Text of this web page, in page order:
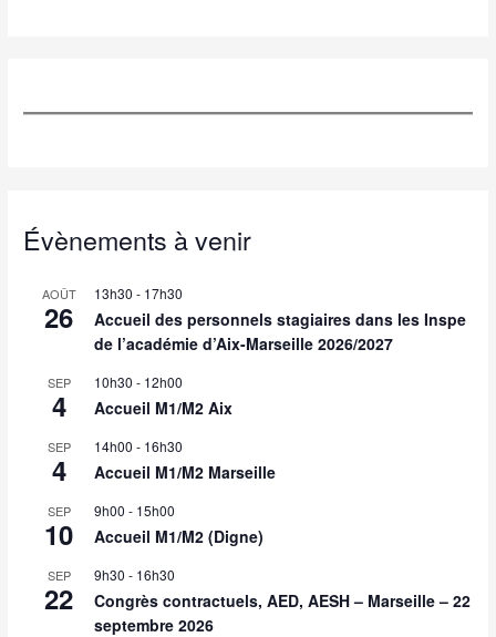
Évènements à venir
AOÛT
26
13h30 - 17h30
Accueil des personnels stagiaires dans les Inspe
de l’académie d’Aix-Marseille 2026/2027
SEP
4
10h30 - 12h00
Accueil M1/M2 Aix
SEP
4
14h00 - 16h30
Accueil M1/M2 Marseille
SEP
10
9h00 - 15h00
Accueil M1/M2 (Digne)
SEP
22
9h30 - 16h30
Congrès contractuels, AED, AESH – Marseille – 22
septembre 2026